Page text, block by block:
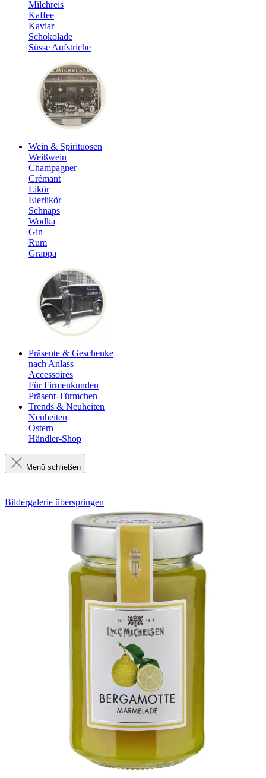
Milchreis
Kaffee
Kaviar
Schokolade
Süsse Aufstriche
Wein & Spirituosen
Weißwein
Champagner
Crémant
Likör
Eierlikör
Schnaps
Wodka
Gin
Rum
Grappa
Präsente & Geschenke
nach Anlass
Accessoires
Für Firmenkunden
Präsent-Türmchen
Trends & Neuheiten
Neuheiten
Ostern
Händler-Shop
Menü schließen
Bildergalerie überspringen